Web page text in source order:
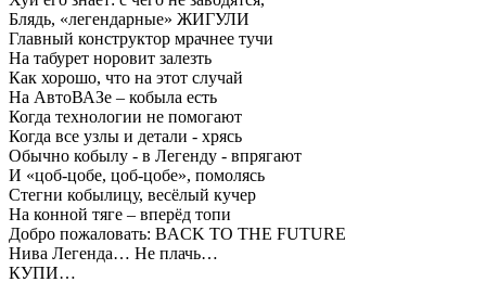
Блядь, «легендарные» ЖИГУЛИ
Главный конструктор мрачнее тучи
На табурет норовит залезть
Как хорошо, что на этот случай
На АвтоВАЗе – кобыла есть
Когда технологии не помогают
Когда все узлы и детали - хрясь
Обычно кобылу - в Легенду - впрягают
И «цоб-цобе, цоб-цобе», помолясь
Стегни кобылицу, весёлый кучер
На конной тяге – вперёд топи
Добро пожаловать: BACK TO THE FUTURE
Нива Легенда… Не плачь…
КУПИ…